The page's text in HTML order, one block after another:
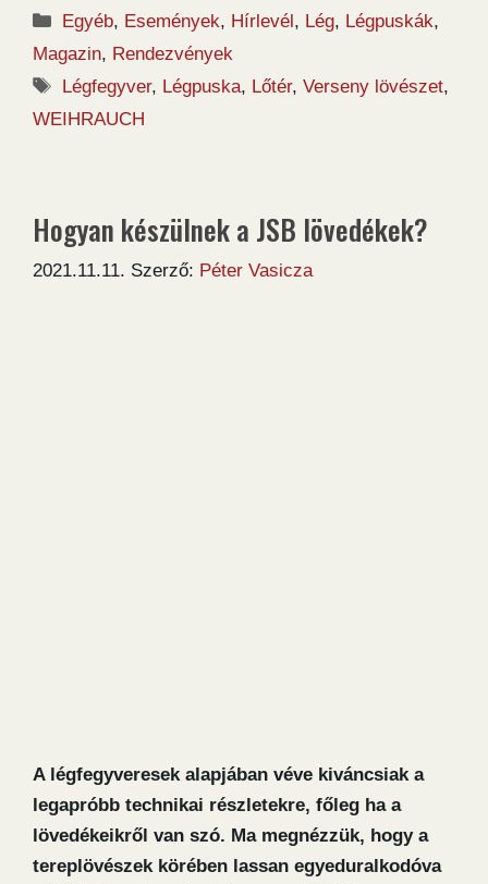
Kategória
Egyéb, Események, Hírlevél, Lég, Légpuskák,
Magazin, Rendezvények
Címkék
Légfegyver, Légpuska, Lőtér,Verseny lövészet,
WEIHRAUCH
Hogyan készülnek a JSB lövedékek?
2021.11.11. Szerző: Péter Vasicza
A légfegyveresek alapjában véve kiváncsiak a
legapróbb technikai részletekre, főleg ha a
lövedékeikről van szó. Ma megnézzük, hogy a
tereplövészek körében lassan egyeduralkodóva